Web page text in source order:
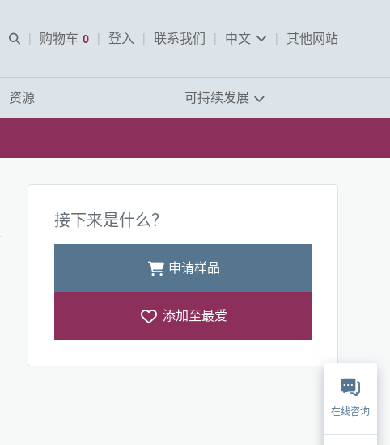
Open Search
购物车 0
查看购物车
登入 联系我们 中文 其他网站
资源 可持续发展
接下来是什么？
申请样品
添加至最爱
在线咨询